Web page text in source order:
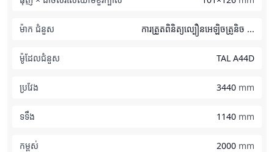
ម៉ាក ជំនួស ការត្រួតពិនិត្យល្បឿនអេឡិចត្រូនិច ...
ម៉ូដែលជំនួស TAL A44D
ប្រវែង 3440 mm
ទទឹង 1140 mm
កម្ពស់ 2000 mm